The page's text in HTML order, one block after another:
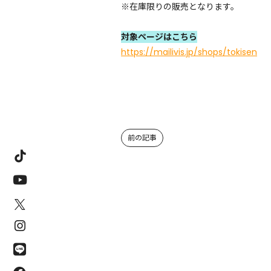
※在庫限りの販売となります。
対象ページはこちら
https://mailivis.jp/shops/tokisen
前の記事